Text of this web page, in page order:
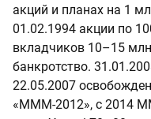
акций и планах на 1
01.02.1994 акции по
вкладчиков 10–15
банкротство.
22.05.2007
«МММ‑2012», с 2014